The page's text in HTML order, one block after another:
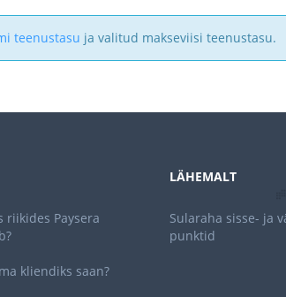
teenustasu ja valitud makseviisi teenustasu.
riikides Paysera
kliendiks saan?
LÄHEMALT
Sularaha sisse- ja
punktid